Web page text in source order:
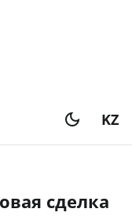
KZ
сделка